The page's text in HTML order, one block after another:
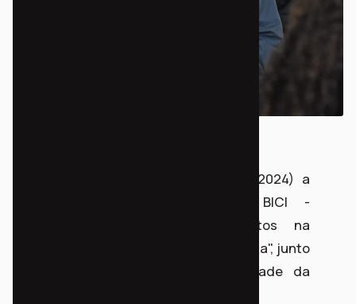
Assinamos na última quarta (14/08/2024) a
aprovação do projeto "NOSSA BICI -
Fortalecendo o acesso e Direitos na
Comunidade Chacrinha / Vila Esperança", junto
ao Fundo Diocesano de Solidariedade da